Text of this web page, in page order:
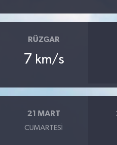
RÜZGAR
7 km/s
21 MART
CUMARTESI